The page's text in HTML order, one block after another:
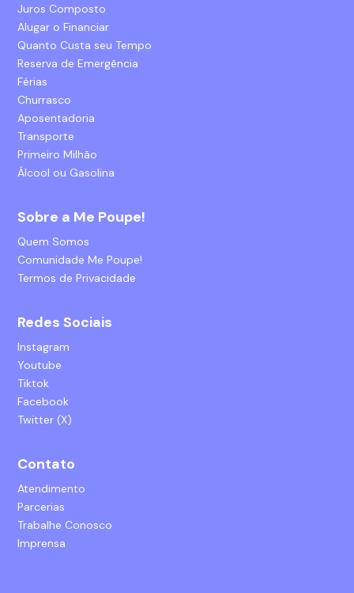
Juros Composto
Alugar o Financiar
Quanto Custa seu Tempo
Reserva de Emergência
Férias
Churrasco
Aposentadoria
Transporte
Primeiro Milhão
Álcool ou Gasolina
Sobre a Me Poupe!
Quem Somos
Comunidade Me Poupe!
Termos de Privacidade
Redes Sociais
Instagram
Youtube
Tiktok
Facebook
Twitter (X)
Contato
Atendimento
Parcerias
Trabalhe Conosco
Imprensa